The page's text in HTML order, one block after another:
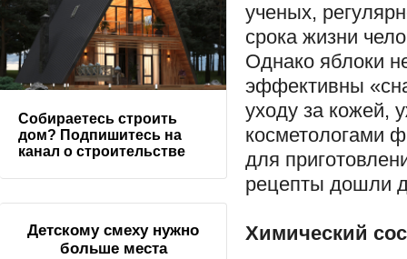
ученых,
срока жизни
Однако яблоки
эффективны
уходу за кожей,
косметологами
для
рецепты дошли
Химический
Собираетесь строить
дом? Подпишитесь на
канал о строительстве
Детскому смеху нужно
больше места